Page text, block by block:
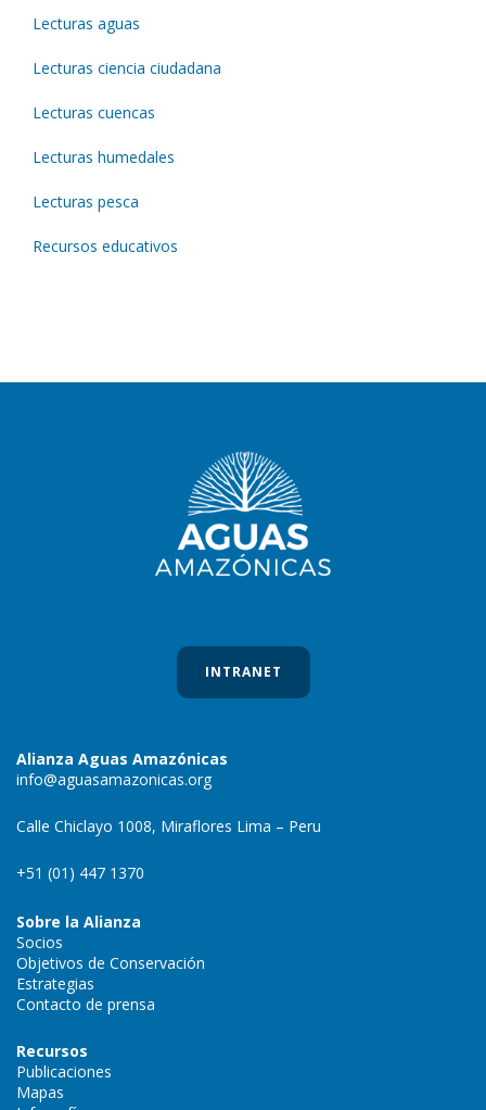
Lecturas aguas
Lecturas ciencia ciudadana
Lecturas cuencas
Lecturas humedales
Lecturas pesca
Recursos educativos
INTRANET
Alianza Aguas Amazónicas
info@aguasamazonicas.org
Calle Chiclayo 1008, Miraflores Lima – Peru
+51 (01) 447 1370
Sobre la Alianza
Socios
Objetivos de Conservación
Estrategias
Contacto de prensa
Recursos
Publicaciones
Mapas